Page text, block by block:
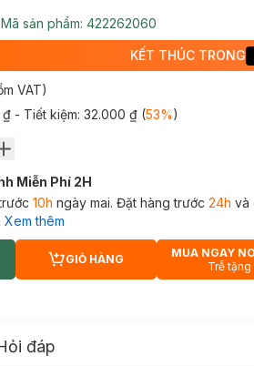
Mã sản phẩm: 422262060
KẾT THÚC TRONG
VAT)
₫ - Tiết kiệm: 32.000 ₫(53%)
Miễn Phí 2H
10h ngày mai. Đặt hàng trước 24h và
Xem thêm
CART PLUS ICON
GIỎ HÀNG
MUA NGAY
Trễ tặng
đáp